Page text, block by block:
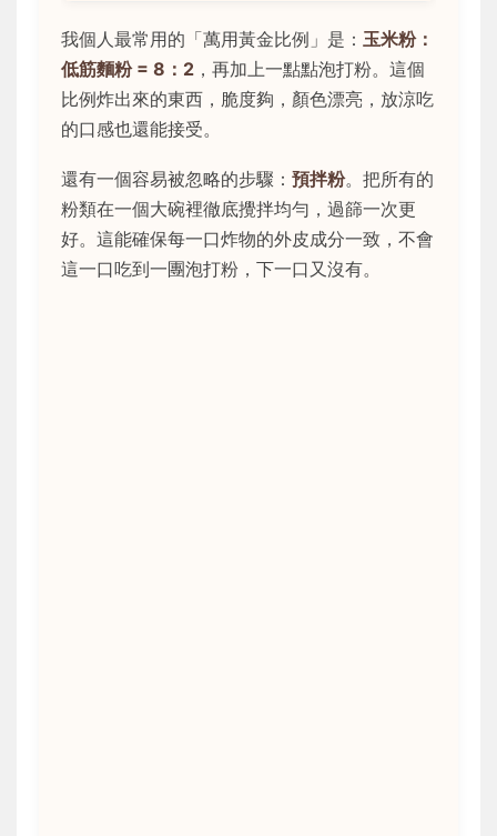
我個人最常用的「萬用黃金比例」是： 玉米粉：
低筋麵粉 = 8：2 ，再加上一點點泡打粉。這個
比例炸出來的東西，脆度夠，顏色漂亮，放涼吃
的口感也還能接受。
還有一個容易被忽略的步驟： 預拌粉。把所有的
粉類在一個大碗裡徹底攪拌均勻，過篩一次更
好。這能確保每一口炸物的外皮成分一致，不會
這一口吃到一團泡打粉，下一口又沒有。